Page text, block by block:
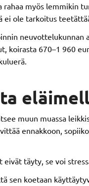
rahaa myös lemmikin
ei ole tarkoitus
neuvottelukunnan
koirasta 670–1 960
muun muassa
ennakkoon,
täyty, se voi
sen koetaan